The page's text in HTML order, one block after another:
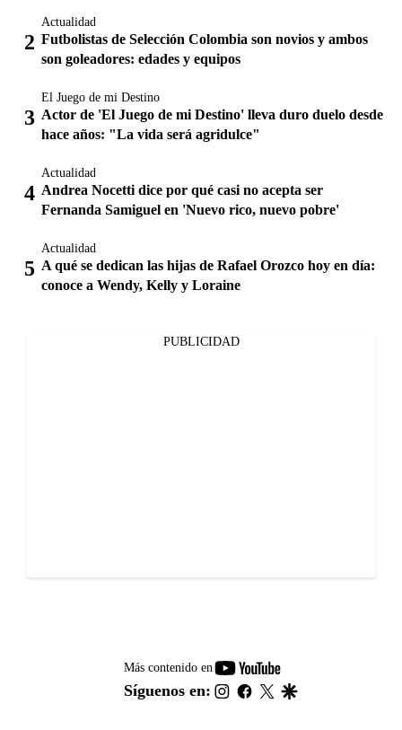
Actualidad
Futbolistas de Selección Colombia son novios y ambos
son goleadores: edades y equipos
El Juego de mi Destino
Actor de 'El Juego de mi Destino' lleva duro duelo desde
hace años: "La vida será agridulce"
Actualidad
Andrea Nocetti dice por qué casi no acepta ser
Fernanda Samiguel en 'Nuevo rico, nuevo pobre'
Actualidad
A qué se dedican las hijas de Rafael Orozco hoy en día:
conoce a Wendy, Kelly y Loraine
PUBLICIDAD
Más contenido en
youtube-
footer
Síguenos en: instagram
facebook
twitter